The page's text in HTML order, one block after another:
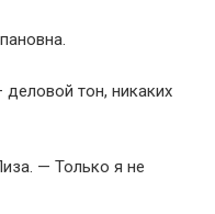
тон, никаких
— Только я не